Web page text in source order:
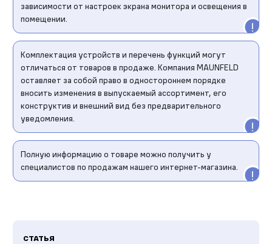
зависимости от настроек экрана монитора и освещения в
помещении.
Комплектация устройств и перечень функций могут
отличаться от товаров в продаже. Компания MAUNFELD
оставляет за собой право в одностороннем порядке
вносить изменения в выпускаемый ассортимент, его
конструктив и внешний вид без предварительного
уведомления.
Полную информацию о товаре можно получить у
специалистов по продажам нашего интернет-магазина.
СТАТЬЯ